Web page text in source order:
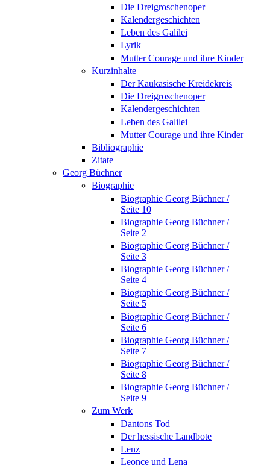
Die Dreigroschenoper
Kalendergeschichten
Leben des Galilei
Lyrik
Mutter Courage und ihre Kinder
Kurzinhalte
Der Kaukasische Kreidekreis
Die Dreigroschenoper
Kalendergeschichten
Leben des Galilei
Mutter Courage und ihre Kinder
Bibliographie
Zitate
Georg Büchner
Biographie
Biographie Georg Büchner /
Seite 10
Biographie Georg Büchner /
Seite 2
Biographie Georg Büchner /
Seite 3
Biographie Georg Büchner /
Seite 4
Biographie Georg Büchner /
Seite 5
Biographie Georg Büchner /
Seite 6
Biographie Georg Büchner /
Seite 7
Biographie Georg Büchner /
Seite 8
Biographie Georg Büchner /
Seite 9
Zum Werk
Dantons Tod
Der hessische Landbote
Lenz
Leonce und Lena